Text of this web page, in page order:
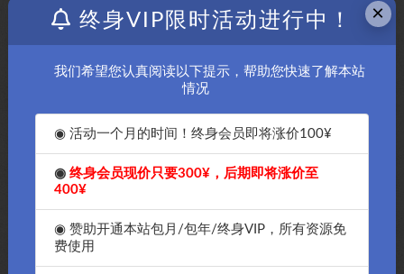
×
终身VIP限时活动进行中！
我们希望您认真阅读以下提示，帮助您快速了解本站
情况
◉ 活动一个月的时间！终身会员即将涨价100¥
◉终身会员现价只要300¥，后期即将涨价至
400¥
◉ 赞助开通本站包月/包年/终身VIP，所有资源免
费使用